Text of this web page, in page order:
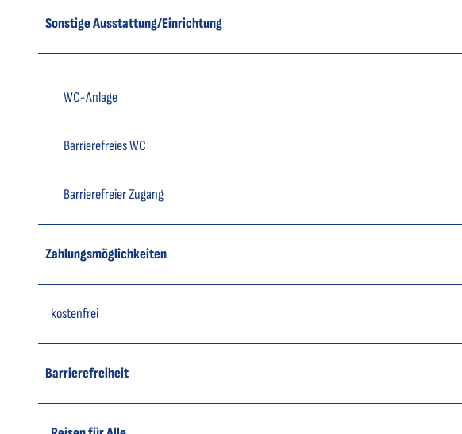
Sonstige Ausstattung/Einrichtung
WC-Anlage
Barrierefreies WC
Barrierefreier Zugang
Zahlungsmöglichkeiten
kostenfrei
Barrierefreiheit